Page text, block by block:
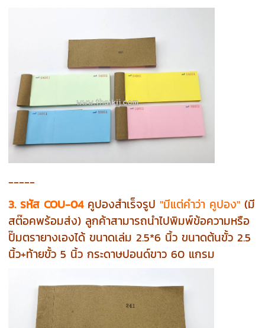
-----
3. รหัส COU-04คูปองสำเร็จรูป "มีแต่คำว่า คูปอง" (มี
สต๊อคพร้อมส่ง) ลูกค้าสามารถนำไปพิมพ์ข้อความหรือ
ปั๊มตรายางเองได้ขนาดเล่ม 2.5*6 นิ้ว ขนาดต้นขั้ว 2.5
นิ้ว+ท้ายขั้ว 5 นิ้ว กระดาษปอนด์ขาว 60 แกรม